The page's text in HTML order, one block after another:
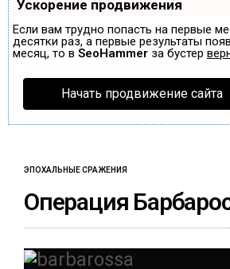
Ускорение продвижения
Если вам трудно попасть на первые
десятки раз, а первые результаты
месяц, то в SeoHammer за бустер
Начать продвижение сайта
ЭПОХАЛЬНЫЕ СРАЖЕНИЯ
Операция